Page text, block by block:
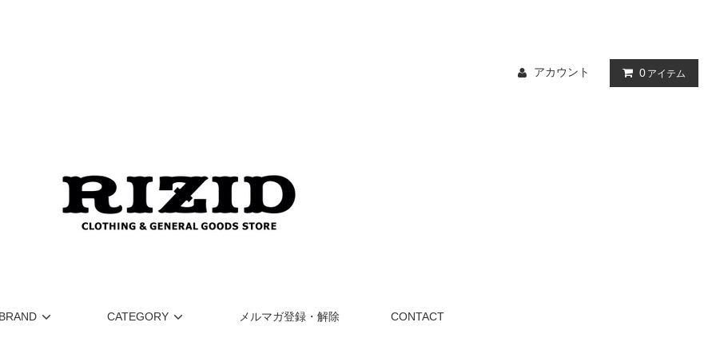
アカウント 0 アイテム
CATEGORY メルマガ登録・解除 CONTACT